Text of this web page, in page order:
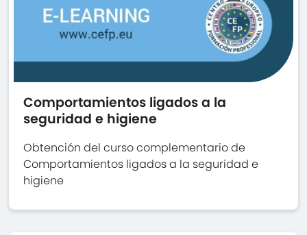
Comportamientos ligados a la
seguridad e higiene
Obtención del curso complementario de
Comportamientos ligados a la seguridad e
higiene